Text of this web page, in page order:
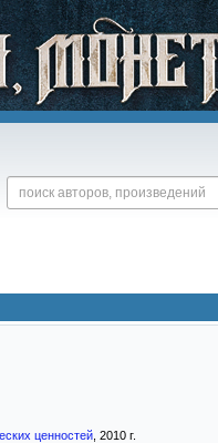
ценностей 2010 г.